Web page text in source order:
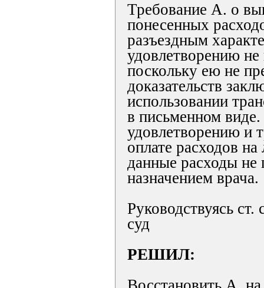
Требование А. о
понесенных
разъездным
удовлетворению
поскольку ею не
доказательств
использовании
в письменном
удовлетворению и
оплате расходов
данные расходы не
назначением врача.
Руководствуясь
суд
РЕШИЛ: